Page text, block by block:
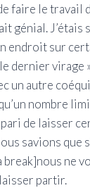
faire le travail
génial. J’étais
endroit sur
dernier virage
un autre
nombre
de laisser
savions que
break]nous ne
partir.